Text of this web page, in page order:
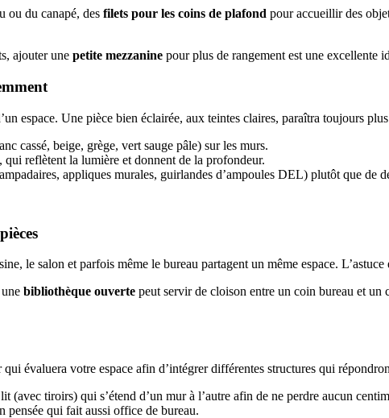
ou du canapé, des filets pour les coins de plafond pour accueillir des
ajouter une petite mezzanine pour plus de rangement est une excellente
espace. Une pièce bien éclairée, aux teintes claires, paraîtra toujours
cassé, beige, grège, vert sauge pâle) sur les murs.
, qui reflètent la lumière et donnent de la profondeur.
appliques murales, guirlandes d’ampoules DEL) plutôt que de
le salon et parfois même le bureau partagent un même espace. L’astuce
bibliothèque ouverte peut servir de cloison entre un coin bureau et un
évaluera votre espace afin d’intégrer différentes structures qui
(avec tiroirs) qui s’étend d’un mur à l’autre afin de ne perdre aucun
pensée qui fait aussi office de bureau.